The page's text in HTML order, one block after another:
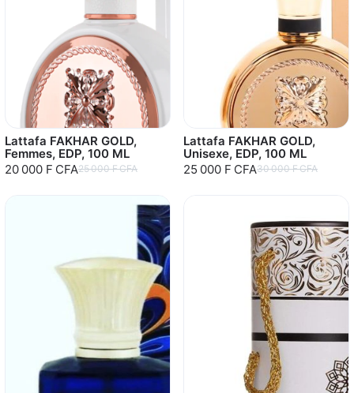
Lattafa FAKHAR GOLD,
Femmes, EDP, 100 ML
20 000 F CFA25 000 F CFA
Lattafa FAKHAR GOLD,
Unisexe, EDP, 100 ML
25 000 F CFA30 000 F CFA